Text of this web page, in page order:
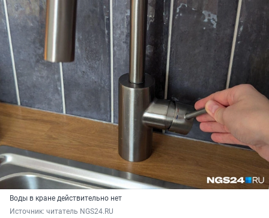
Воды в кране действительно нет
Источник: читатель NGS24.RU